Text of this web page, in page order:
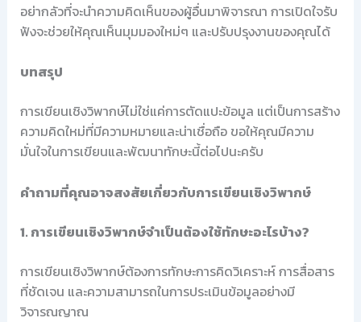
อย่ากลัวที่จะนำความคิดเห็นของผู้อื่นมาพิจารณา การเปิดใจรับ
ฟังจะช่วยให้คุณเห็นมุมมองใหม่ๆ และปรับปรุงงานของคุณได้
บทสรุป
การเขียนเชิงวิพากษ์ไม่ใช่แค่การตัดแปะข้อมูล แต่เป็นการสร้าง
ความคิดใหม่ที่มีความหมายและน่าเชื่อถือ ขอให้คุณมีความ
มั่นใจในการเขียนและพัฒนาทักษะนี้ต่อไปนะครับ
คำถามที่คุณอาจสงสัยเกี่ยวกับการเขียนเชิงวิพากษ์
1. การเขียนเชิงวิพากษ์จำเป็นต้องใช้ทักษะอะไรบ้าง?
การเขียนเชิงวิพากษ์ต้องการทักษะการคิดวิเคราะห์ การสื่อสาร
ที่ชัดเจน และความสามารถในการประเมินข้อมูลอย่างมี
วิจารณญาณ